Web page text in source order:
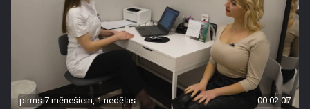
pirms 7 mēnešiem, 1 nedēļas 00:02:07